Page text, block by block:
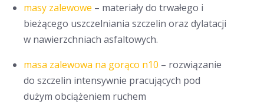
masy zalewowe – materiały do trwałego i
bieżącego uszczelniania szczelin oraz dylatacji
w nawierzchniach asfaltowych.
masa zalewowa na gorąco n10 – rozwiązanie
do szczelin intensywnie pracujących pod
dużym obciążeniem ruchem